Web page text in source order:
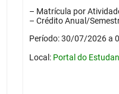
– Matrícula por
– Crédito Anual/
Período: 30/07/2026 a
Local: Portal do